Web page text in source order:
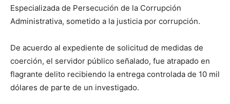
Especializada de Persecución de la Corrupción
Administrativa, sometido a la justicia por corrupción.
De acuerdo al expediente de solicitud de medidas de
coerción, el servidor público señalado, fue atrapado en
flagrante delito recibiendo la entrega controlada de 10 mil
dólares de parte de un investigado.